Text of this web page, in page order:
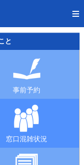
と
事前予約
窓口混雑状況